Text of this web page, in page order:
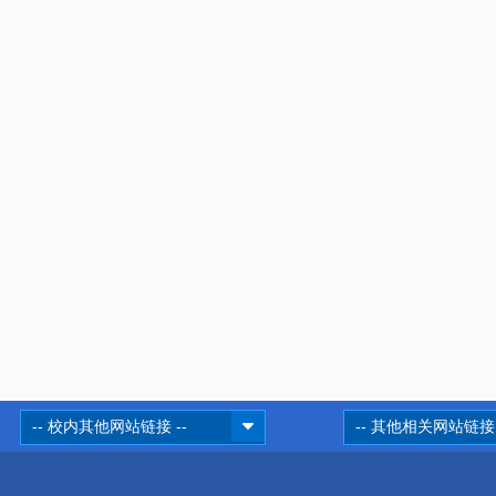
-- 校内其他网站链接 -- -- 其他相关网站链